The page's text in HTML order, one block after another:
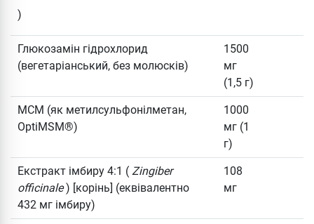
)
Глюкозамін гідрохлорид
(вегетаріанський, без молюсків)
1500
мг
(1,5 г)
МСМ (як метилсульфонілметан,
OptiMSM®)
1000
мг (1
г)
Екстракт імбиру 4:1 ( Zingiber
officinale) [корінь] (еквівалентно
432 мг імбиру)
108
мг